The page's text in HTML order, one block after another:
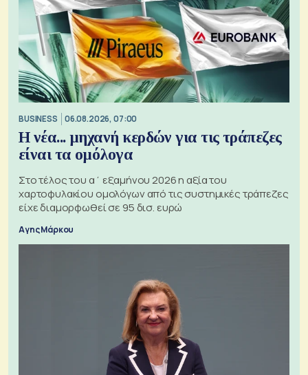
BUSINESS 06.08.2026, 07:00
Η νέα... μηχανή κερδών για τις τράπεζες
είναι τα ομόλογα
Στο τέλος του α΄ εξαμήνου 2026 η αξία του
χαρτοφυλακίου ομολόγων από τις συστημικές τράπεζες
είχε διαμορφωθεί σε 95 δισ. ευρώ
Αγης Μάρκου